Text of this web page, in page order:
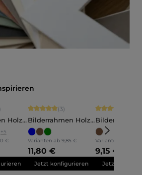
überspringen
Bewertung von 4.9 von 5 Sternen
Holz
+5
€
Durchschnittliche Bewertung von 5
(3)
Bilderrahmen Holz
Annelie
Varianten ab 9,85 €
11,80 €
Jetzt konfigurieren
Martha
Varianten ab
9,15 €
Jetzt